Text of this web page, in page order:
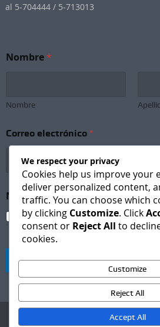
al 5-704444 / 5-713013
Nombre*
Nombre
e
w
t
t
e
r
o
b
*
Correo electrónico *
Newsletter Subscription*
I agree to receive newsletters
Suscribirse
We respect your privacy
Cookies help us improve your
deliver personalized content,
traffic. You can choose which
by clicking Customize. Click
consent or Reject All to
cookies.
Customize
Reject All
Accept All